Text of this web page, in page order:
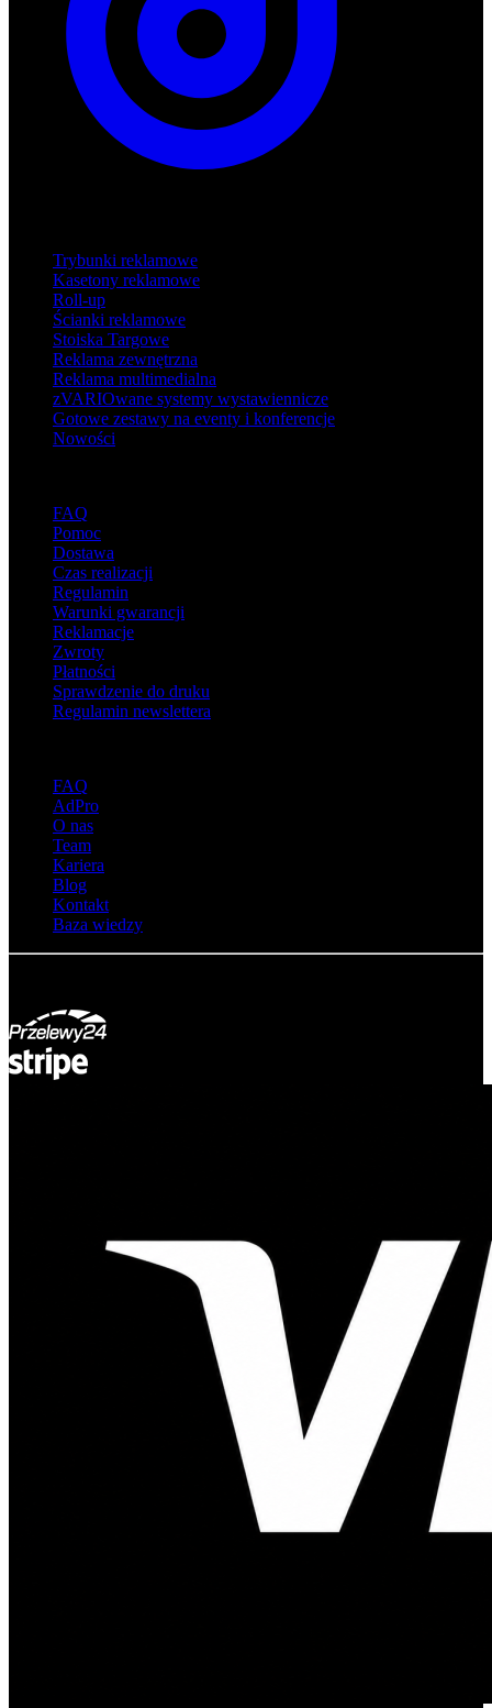
Trybunki reklamowe
Kasetony reklamowe
Roll-up
Ścianki reklamowe
Stoiska Targowe
Reklama zewnętrzna
Reklama multimedialna
zVARIOwane systemy wystawiennicze
Gotowe zestawy na eventy i konferencje
Nowości
FAQ
Pomoc
Dostawa
Czas realizacji
Regulamin
Warunki gwarancji
Reklamacje
Zwroty
Płatności
Sprawdzenie do druku
Regulamin newslettera
FAQ
AdPro
O nas
Team
Kariera
Blog
Kontakt
Baza wiedzy